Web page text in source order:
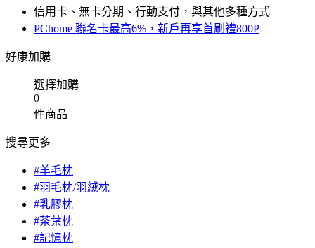
信用卡、無卡分期、行動支付，與其他多種方式
PChome 聯名卡最高6%，新戶再享首刷禮800P
好康加購
選擇加購
0
件商品
搜尋更多
#羊毛枕
#羽毛枕/羽絨枕
#乳膠枕
#茶葉枕
#記憶枕